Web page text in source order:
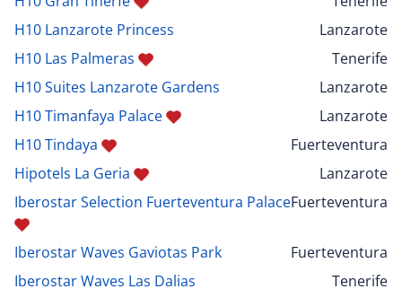
H10 Lanzarote Princess
Lanzarote
H10 Las Palmeras
Tenerife
H10 Suites Lanzarote Gardens
Lanzarote
H10 Timanfaya Palace
Lanzarote
H10 Tindaya
Fuerteventura
Hipotels La Geria
Lanzarote
Iberostar Selection Fuerteventura PalaceFuerteventura
Iberostar Waves Gaviotas Park
Fuerteventura
Iberostar Waves Las Dalias
Tenerife